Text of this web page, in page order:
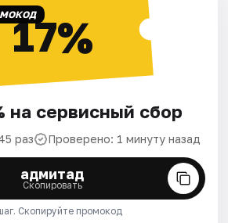
17%
на сервисный сбор
раз Проверено: 1 минуту назад
адмитад
Скопировать
Скопируйте промокод